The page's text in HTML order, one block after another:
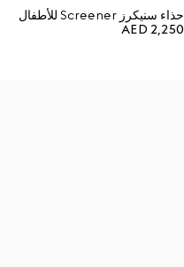
حذاء سنيكرز Screener للأطفال
AED 2,250